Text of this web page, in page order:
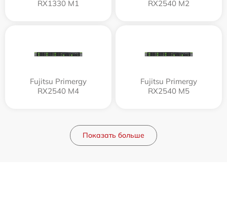
RX1330 M1
RX2540 M2
Fujitsu Primergy
RX2540 M4
Fujitsu Primergy
RX2540 M5
Показать больше